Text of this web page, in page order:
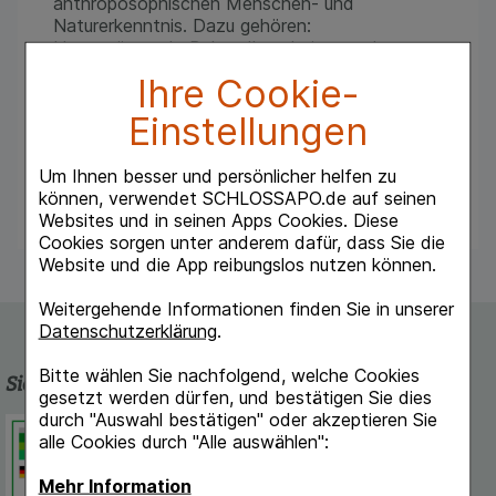
Ihre Cookie-
Einstellungen
Um Ihnen besser und persönlicher helfen zu
können, verwendet SCHLOSSAPO.de auf seinen
Websites und in seinen Apps Cookies. Diese
Cookies sorgen unter anderem dafür, dass Sie die
Website und die App reibungslos nutzen können.
Weitergehende Informationen finden Sie in unserer
Datenschutzerklärung.
Bitte wählen Sie nachfolgend, welche Cookies
gesetzt werden dürfen, und bestätigen Sie dies
durch "Auswahl bestätigen" oder akzeptieren Sie
alle Cookies durch "Alle auswählen":
Mehr Information
Naturerkenntnis. Dazu gehören:
Unterstützende Behandlung bei zentraler
Veränderungen der Netzhaut; Überanstrengung
der Augen, nervöse und konstitutionelle
Lichtüberempfindlichkeit.Dosierung und Art
Soweit nicht anders
verordnet, 2 – 3 mal wöchentlich 1 ml subcutan
injizieren.
Sicherheit und Qualität
Schlossapo.de ist registriert beim
Deutschen Institut für Medizinische